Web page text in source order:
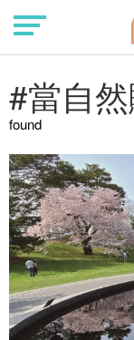
#當自
found